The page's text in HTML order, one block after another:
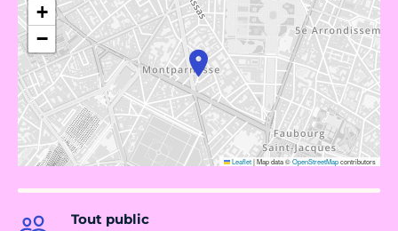
+
−
Leaflet|Map data ©OpenStreetMapcontributors
Tout public